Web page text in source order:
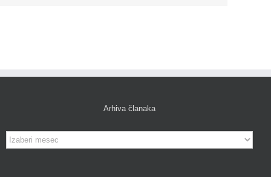
Arhiva članaka
Arhiva
članaka